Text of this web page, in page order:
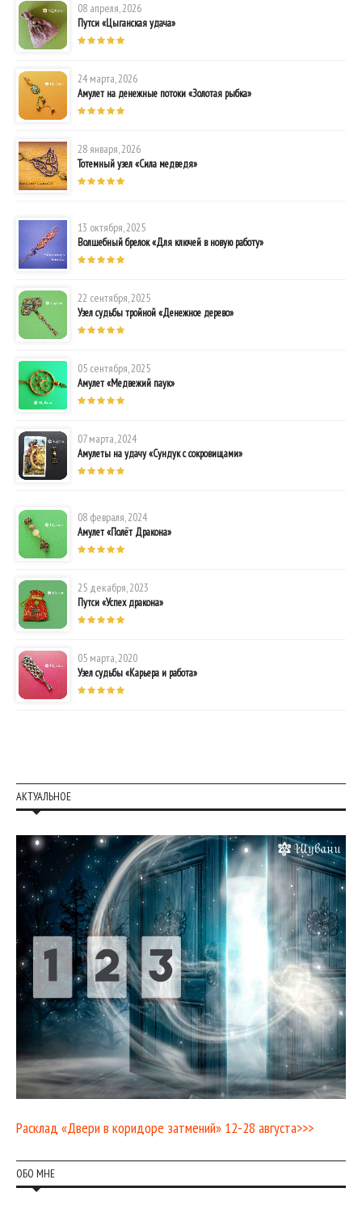
08 апреля, 2026
Путси «Цыганская удача»
24 марта, 2026
Амулет на денежные потоки «Золотая рыбка»
28 января, 2026
Тотемный узел «Сила медведя»
13 октября, 2025
Волшебный брелок «Для ключей в новую работу»
22 сентября, 2025
Узел судьбы тройной «Денежное дерево»
05 сентября, 2025
Амулет «Медвежий паук»
07 марта, 2024
Амулеты на удачу «Сундук с сокровищами»
08 февраля, 2024
Амулет «Полёт Дракона»
25 декабря, 2023
Путси «Успех дракона»
05 марта, 2020
Узел судьбы «Карьера и работа»
АКТУАЛЬНОЕ
Расклад «Двери в коридоре затмений» 12-28 августа>>>
ОБО МНЕ